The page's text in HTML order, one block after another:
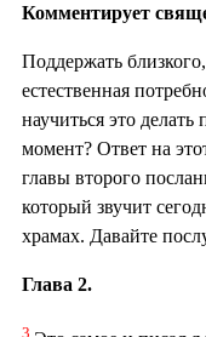
Комментирует
Поддержать
естественная
научиться это
момент? Ответ на
главы второго
который звучит
храмах. Давайте
Глава 2.
3